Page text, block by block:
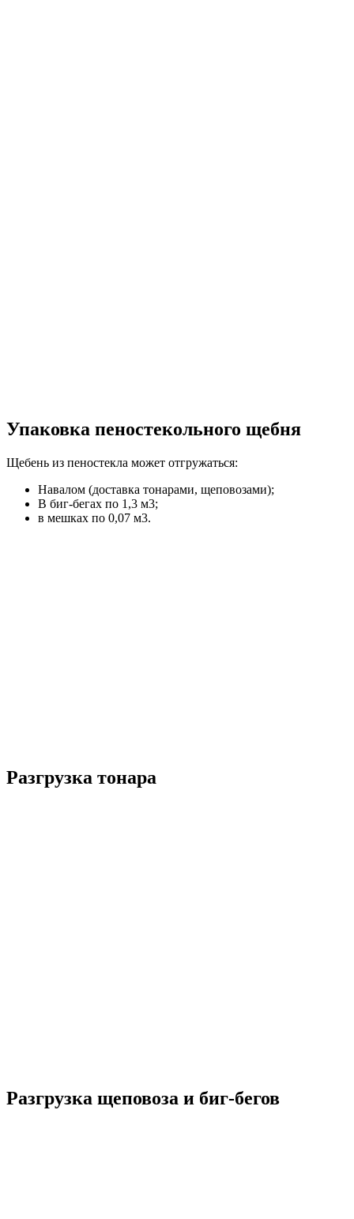
Упаковка пеностекольного щебня
Щебень из пеностекла может отгружаться:
Навалом (доставка тонарами, щеповозами);
В биг-бегах по 1,3 м3;
в мешках по 0,07 м3.
Разгрузка тонара
Разгрузка щеповоза и биг-бегов